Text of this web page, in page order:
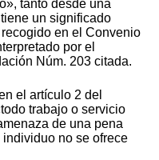
tanto desde una
un significado
en el Convenio
por el
Núm. 203 citada.
el artículo 2 del
trabajo o servicio
de una pena
no se ofrece